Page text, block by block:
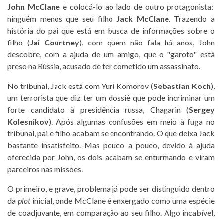
John McClanee colocá-lo ao lado de outro protagonista:
ninguém menos que seu filho Jack McClane. Trazendo a
história do pai que está em busca de informações sobre o
filho (Jai Courtney), com quem não fala há anos, John
descobre, com a ajuda de um amigo, que o "garoto" está
preso na Rússia, acusado de ter cometido um assassinato.
No tribunal, Jack está com Yuri Komorov (Sebastian Koch),
um terrorista que diz ter um dossiê que pode incriminar um
forte candidato à presidência russa, Chagarin (Sergey
Kolesnikov). Após algumas confusões em meio à fuga no
tribunal, pai e filho acabam se encontrando. O que deixa Jack
bastante insatisfeito. Mas pouco a pouco, devido à ajuda
oferecida por John, os dois acabam se enturmando e viram
parceiros nas missões.
O primeiro, e grave, problema já pode ser distinguido dentro
da plotinicial, onde McClane é enxergado como uma espécie
de coadjuvante, em comparação ao seu filho. Algo incabível,